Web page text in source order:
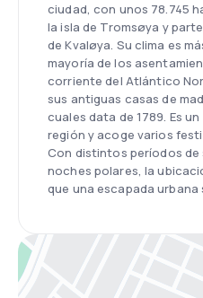
ciudad, con unos 78.745
la isla de Tromsøya y
de Kvaløya. Su clima es
mayoría de los
corriente del Atlántico
sus antiguas casas de
cuales data de 1789. Es
región y acoge varios
Con distintos períodos de
noches polares, la
que una escapada urbana